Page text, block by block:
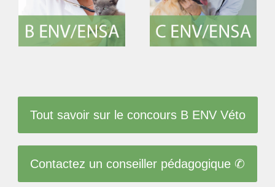
Tout savoir sur le concours B ENV Véto
Contactez un conseiller pédagogique ✆